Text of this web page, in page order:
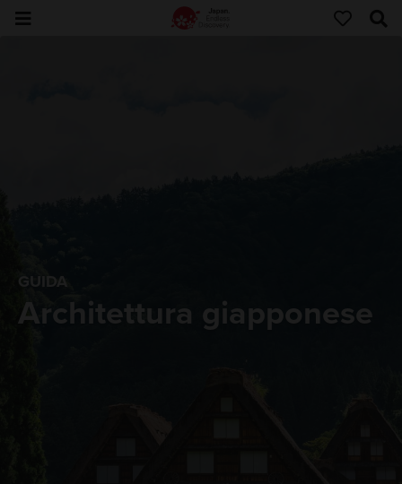
GUIDA
Architettura giapponese